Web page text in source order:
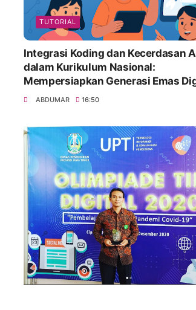
TUTORIAL
Integrasi Koding dan Kecerdasan
dalam Kurikulum Nasional:
Mempersiapkan Generasi Emas
Indonesia
ABDUMAR 16:50